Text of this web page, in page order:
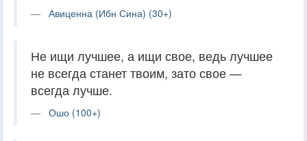
Авиценна (Ибн Сина) (30+)
Не ищи лучшее, а ищи свое, ведь лучшее
не всегда станет твоим, зато свое —
всегда лучше.
Ошо (100+)